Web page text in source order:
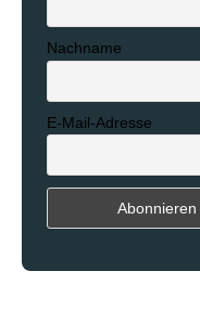
Nachname
E-Mail-Adresse